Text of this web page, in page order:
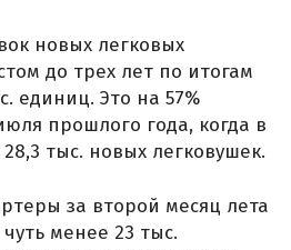
новых легковых
до трех лет по итогам
единиц. Это на 57%
прошлого года, когда в
тыс. новых легковушек.
за второй месяц лета
менее 23 тыс.